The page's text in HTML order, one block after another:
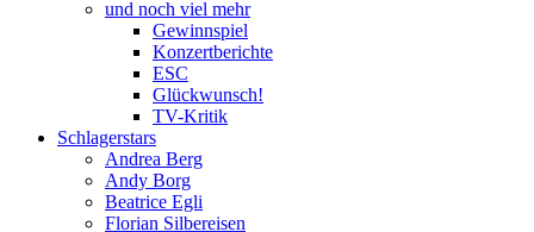
und noch viel mehr
Gewinnspiel
Konzertberichte
ESC
Glückwunsch!
TV-Kritik
Schlagerstars
Andrea Berg
Andy Borg
Beatrice Egli
Florian Silbereisen